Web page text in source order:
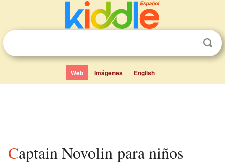
Web Imágenes English
Captain Novolin para niños